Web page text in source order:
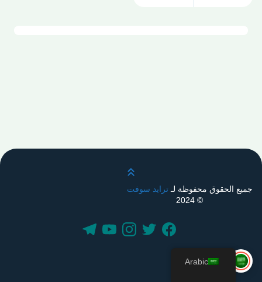
قم بالتمرير لأعلى
جميع الحقوق محفوظة لـترايد سوفت
© 2024
Arabic